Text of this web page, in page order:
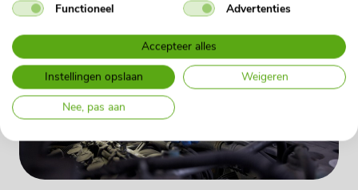
Functioneel
Advertenties
Accepteer alles
Instellingen opslaan
Weigeren
Nee, pas aan